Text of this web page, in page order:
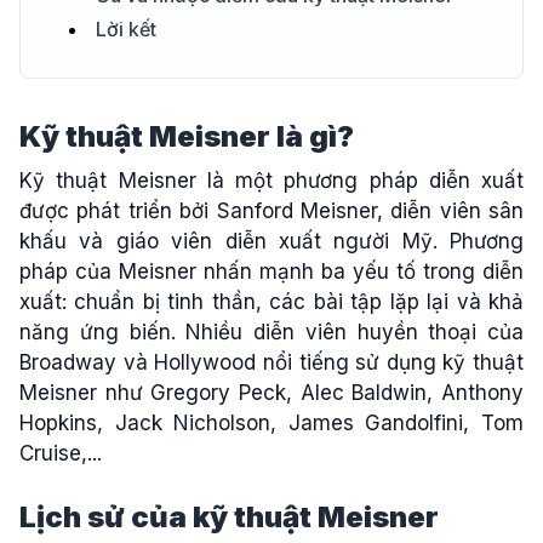
Lời kết
Kỹ thuật Meisner là gì?
Kỹ thuật Meisner là một phương pháp diễn xuất
được phát triển bởi Sanford Meisner, diễn viên sân
khấu và giáo viên diễn xuất người Mỹ. Phương
pháp của Meisner nhấn mạnh ba yếu tố trong diễn
xuất: chuẩn bị tinh thần, các bài tập lặp lại và khả
năng ứng biến. Nhiều diễn viên huyền thoại của
Broadway và Hollywood nổi tiếng sử dụng kỹ thuật
Meisner như Gregory Peck, Alec Baldwin, Anthony
Hopkins, Jack Nicholson, James Gandolfini, Tom
Cruise,...
Lịch sử của kỹ thuật Meisner